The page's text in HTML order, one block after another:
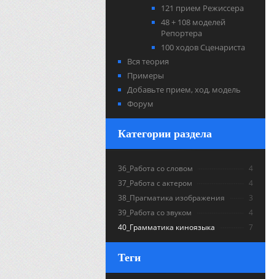
121 прием Режиссера
48 + 108 моделей
Репортера
100 ходов Сценариста
Вся теория
Примеры
Добавьте прием, ход, модель
Форум
Категории раздела
36_Работа со словом
4
37_Работа с актером
4
38_Прагматика изображения
3
39_Работа со звуком
4
40_Грамматика киноязыка
7
Теги